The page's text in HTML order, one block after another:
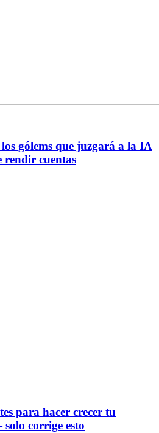
gólems que juzgará a la IA
rendir cuentas
para hacer crecer tu
corrige esto